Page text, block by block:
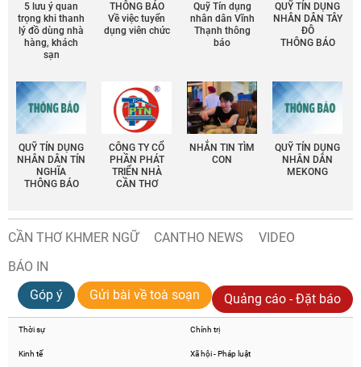
5 lưu ý quan
trọng khi thanh
lý đồ dùng nhà
hàng, khách
sạn
THÔNG BÁO
Về việc tuyển
dụng viên chức
Quỹ Tín dụng
nhân dân Vĩnh
Thạnh thông
báo
QUỸ TÍN DỤNG
NHÂN DÂN TÂY
ĐÔ
THÔNG BÁO
QUỸ TÍN DỤNG
NHÂN DÂN TÍN
NGHĨA
THÔNG BÁO
CÔNG TY CỔ
PHẦN PHÁT
TRIỂN NHÀ
CẦN THƠ
NHẮN TIN TÌM
CON
QUỸ TÍN DỤNG
NHÂN DÂN
MEKONG
CẦN THƠ KHMER NGỮ CANTHO NEWS
VIDEO
BÁO IN
Góp ý
Gửi bài về toà soạn Quảng cáo - Đặt báo
Thời sự Chính trị
Kinh tế Xã hội - Pháp luật